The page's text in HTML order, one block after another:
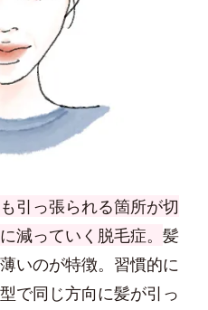
引っ張られる箇所が切
減っていく脱毛症。 髪
いのが特徴。習慣的に
で同じ方向に髪が引っ